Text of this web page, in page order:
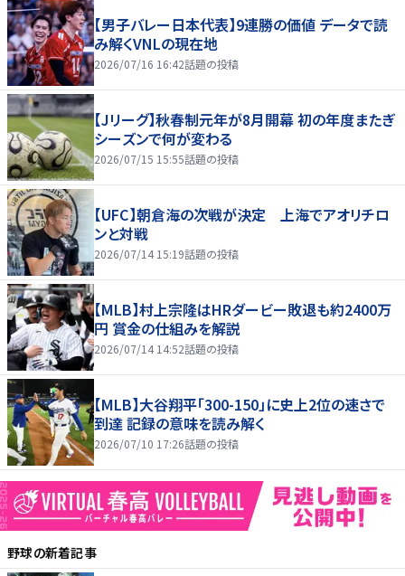
【男子バレー日本代表】9連勝の価値 データで読
み解くVNLの現在地
2026/07/16 16:42話題の投稿
【Jリーグ】秋春制元年が8月開幕 初の年度またぎ
シーズンで何が変わる
2026/07/15 15:55話題の投稿
【UFC】朝倉海の次戦が決定 上海でアオリチロ
ンと対戦
2026/07/14 15:19話題の投稿
【MLB】村上宗隆はHRダービー敗退も約2400万
円 賞金の仕組みを解説
2026/07/14 14:52話題の投稿
【MLB】大谷翔平「300-150」に史上2位の速さで
到達 記録の意味を読み解く
2026/07/10 17:26話題の投稿
野球の新着記事